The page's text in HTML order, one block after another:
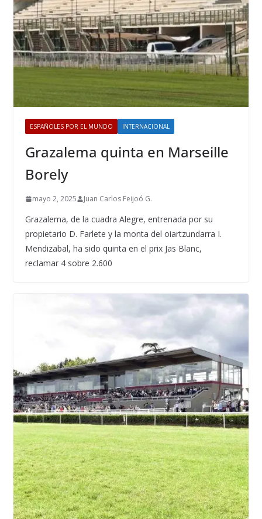
ESPAÑOLES POR EL MUNDO INTERNACIONAL
Grazalema quinta en Marseille
Borely
mayo 2, 2025 Juan Carlos Feijoó G.
Grazalema, de la cuadra Alegre, entrenada por su
propietario D. Farlete y la monta del oiartzundarra I.
Mendizabal, ha sido quinta en el prix Jas Blanc,
reclamar 4 sobre 2.600